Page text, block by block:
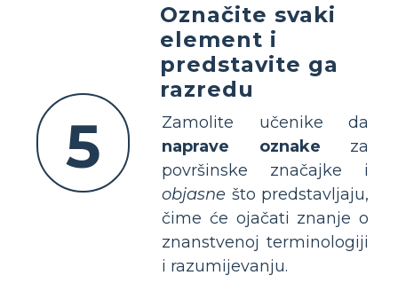
5
Označite svaki
element i
predstavite ga
razredu
Zamolite učenike da
naprave oznake za
površinske značajke i
objasne što predstavljaju,
čime će ojačati znanje o
znanstvenoj terminologiji
i razumijevanju.